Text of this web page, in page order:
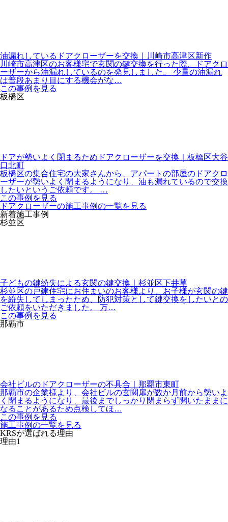
油漏れしているドアクローザーを交換｜川崎市高津区新作
川崎市高津区のお客様宅で玄関の鍵交換を行った際、ドアクロ
ーザーから油漏れしているのを発見しました。 少量の油漏れ
は普段あまり目にする機会がな…
この事例を見る
板橋区
ドアが勢いよく閉まるためドアクローザーを交換｜板橋区大谷
口北町
板橋区の集合住宅の大家さんから、アパートの部屋のドアクロ
ーザーが勢いよく閉まるようになり、油も漏れているので交換
したいというご依頼です。 …
この事例を見る
ドアクローザーの施工事例の一覧を見る
新着施工事例
杉並区
子どもの鍵紛失による玄関の鍵交換｜杉並区下井草
杉並区の戸建住宅にお住まいのお客様より、お子様が玄関の鍵
を紛失してしまったため、防犯対策として鍵交換をしたいとの
ご依頼をいただきました。 万…
この事例を見る
那覇市
会社ビルのドアクローザーの不具合｜那覇市東町
那覇市の企業様より、会社ビルの玄関扉が数か月前から勢いよ
く閉まるようになり、最後までしっかり閉まらず開いたままに
なることがあるため点検してほ…
この事例を見る
施工事例の一覧を見る
KRSが選ばれる理由
理由1